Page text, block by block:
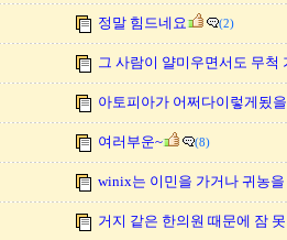
정말 힘드네요 (2)
그 사람이 얄미우면서도 무척
아토피아가 어쩌다이렇게됬
여러부운~ (8)
winix는 이민을 가거나 귀농
거지 같은 한의원 때문에 잠